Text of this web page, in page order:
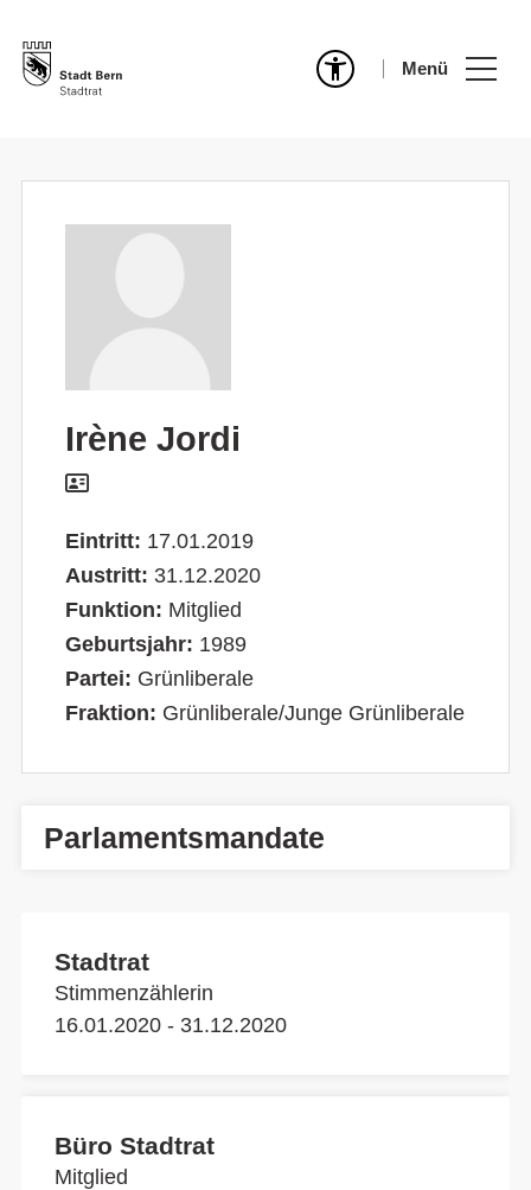
Menü
Irène Jordi
Eintritt: 17.01.2019
Austritt: 31.12.2020
Funktion: Mitglied
Geburtsjahr: 1989
Partei: Grünliberale
Fraktion: Grünliberale/Junge Grünliberale
Parlamentsmandate
Stadtrat
Stimmenzählerin
16.01.2020 - 31.12.2020
Büro Stadtrat
Mitglied